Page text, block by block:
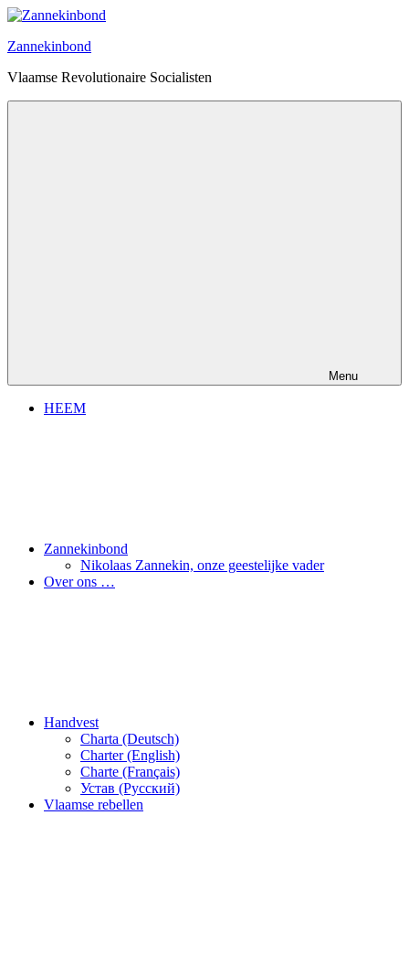
Ga
de
Zannekinbond
Vlaamse Revolutionaire Socialisten
Menu
HEEM
Zannekinbond
Nikolaas Zannekin, onze geestelijke vader
Over ons …
Handvest
Charta (Deutsch)
Charter (English)
Charte (Français)
Устав (Pусский)
Vlaamse rebellen